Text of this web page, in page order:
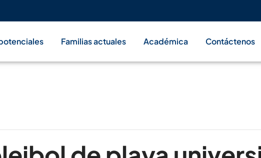
Familias actuales Académica Contáctenos